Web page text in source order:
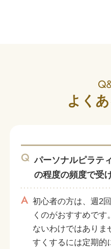
よく
Q パーソナルピラテ
の程度の頻度で受
A 初心者の方は、週2
くのがおすすめで
ないわけではありま
すくするには定期的